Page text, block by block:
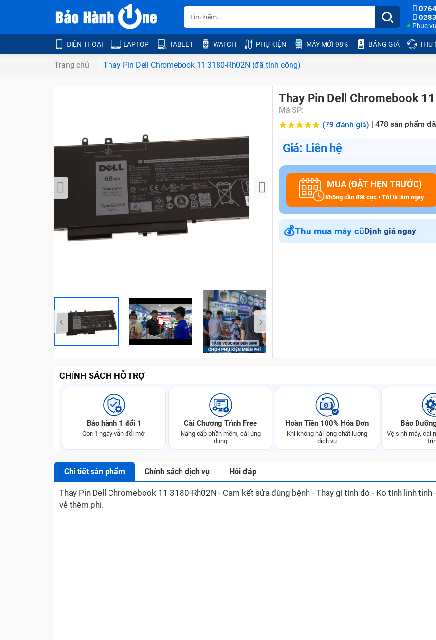
Phục
ĐIỆN THOẠI LAPTOP TABLET WATCH PHỤ KIỆN MÁY MỚI 98% BẢNG GIÁ THU
Trang chủ Thay Pin Dell Chromebook 11 3180-Rh02N (đã tính công)
‹ ›
Thay Pin Dell Chromebook
Mã SP:
(79 đánh giá) | 478 sản phẩm
Giá: Liên hệ
MUA (ĐẶT HẸN TRƯỚC)
Không cần đặt cọc • Tới là làm ngay
💰Thu mua máy cũĐịnh giá ngay
CHÍNH SÁCH HỖ TRỢ
Bảo hành 1 đổi 1
Còn 1 ngày vẫn đổi mới
Cài Chương Trình Free
Nâng cấp phần mềm, cài ứng
dụng
Hoàn Tiền 100% Hóa Đơn
Khi không hài lòng chất lượng
dịch vụ
Bảo
Vệ sinh máy, cài
Chi tiết sản phẩm Chính sách dịch vụ Hỏi đáp
Thay Pin Dell Chromebook 11 3180-Rh02N - Cam kết sửa đúng bệnh - Thay gì tính đó - Ko tính linh tinh
vẻ thêm phí.